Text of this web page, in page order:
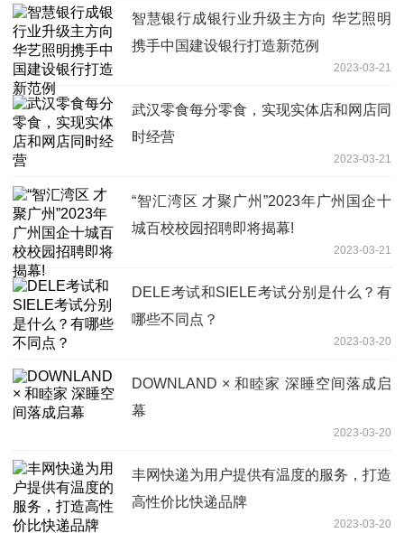
智慧银行成银行业升级主方向 华艺照明
携手中国建设银行打造新范例
2023-03-21
武汉零食每分零食，实现实体店和网店同
时经营
2023-03-21
“智汇湾区 才聚广州”2023年广州国企十
城百校校园招聘即将揭幕!
2023-03-21
DELE考试和SIELE考试分别是什么？有
哪些不同点？
2023-03-20
DOWNLAND × 和睦家 深睡空间落成启
幕
2023-03-20
丰网快递为用户提供有温度的服务，打造
高性价比快递品牌
2023-03-20